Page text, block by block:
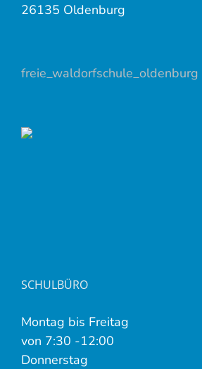
26135 Oldenburg
freie_waldorfschule_oldenburg
SCHULBÜRO
Montag bis Freitag
von 7:30 -12:00
Donnerstag